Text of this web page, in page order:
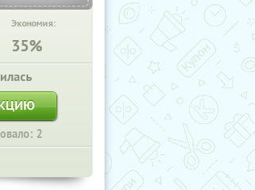
Экономия:
35%
2